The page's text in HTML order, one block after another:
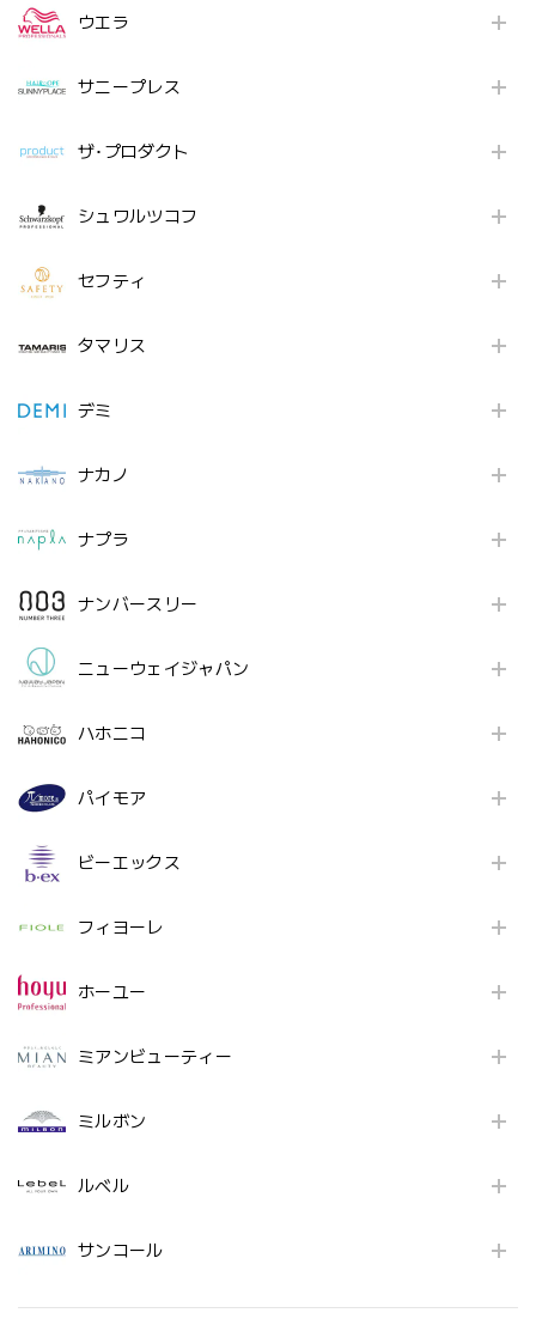
ウエラ
サニープレス
ザ･プロダクト
シュワルツコフ
セフティ
タマリス
デミ
ナカノ
ナプラ
ナンバースリー
ニューウェイジャパン
ハホニコ
パイモア
ビーエックス
フィヨーレ
ホーユー
ミアンビューティー
ミルボン
ルベル
サンコール